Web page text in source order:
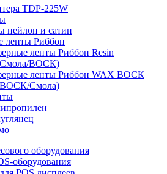
TDP-225W
нейлон и сатин
ленты Риббон
ленты Риббон Resin
ВОСК)
ленты Риббон WAX ВОСК
Смола)
оборудования
оборудования